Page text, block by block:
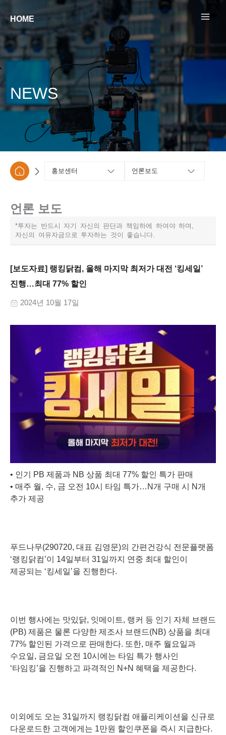
건너뛰기
HOME
NEWS
홍보센터 언론보도
언론 보도
*투자는 반드시 자기 자신의 판단과 책임하에 하여야 하며,
자신의 여유자금으로 투자하는 것이 좋습니다.​
[보도자료] 랭킹닭컴, 올해 마지막 최저가 대전 ‘킹세일’
진행…최대 77% 할인
2024년 10월 17일
• 인기 PB 제품과 NB 상품 최대 77% 할인 특가 판매
• 매주 월, 수, 금 오전 10시 타임 특가…N개 구매 시 N개
추가 제공
푸드나무(290720, 대표 김영문)의 간편건강식 전문플랫폼
‘랭킹닭컴’이 14일부터 31일까지 연중 최대 할인이
제공되는 ‘킹세일’을 진행한다.
이번 행사에는 맛있닭, 잇메이트, 랭커 등 인기 자체 브랜드
(PB) 제품은 물론 다양한 제조사 브랜드(NB) 상품을 최대
77% 할인된 가격으로 판매한다. 또한, 매주 월요일과
수요일, 금요일 오전 10시에는 타임 특가 행사인
‘타임킹’을 진행하고 파격적인 N+N 혜택을 제공한다.
이외에도 오는 31일까지 랭킹닭컴 애플리케이션을 신규로
다운로드한 고객에게는 1만원 할인쿠폰을 즉시 지급한다.